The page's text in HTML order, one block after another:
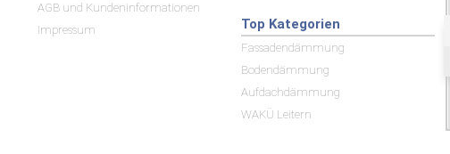
AGB und Kundeninformationen
Impressum
Top Kategorien
Fassadendämmung
Bodendämmung
Aufdachdämmung
WAKÜ Leitern